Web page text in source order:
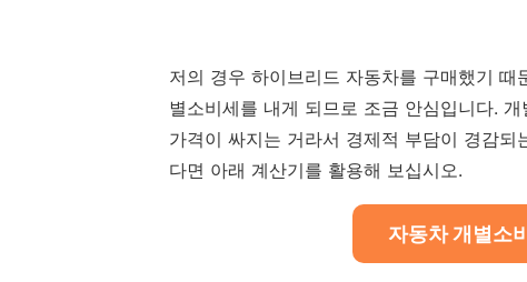
저의 경우 하이브리드 자동차를 구매했기
별소비세를 내게 되므로 조금 안심입니다.
가격이 싸지는 거라서 경제적 부담이 경감
다면 아래 계산기를 활용해 보십시오.
자동차 개별소